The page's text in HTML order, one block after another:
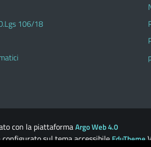
106/18
con la piattaformaArgo Web 4.0
configurato sul tema accessibileEduTheme